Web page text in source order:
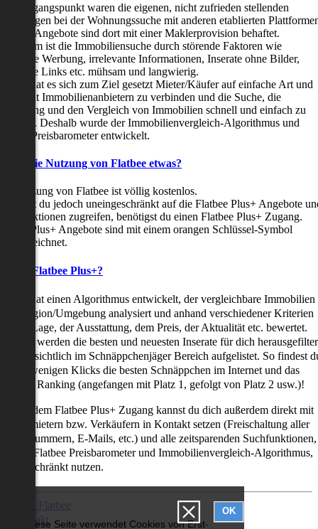
Diese Seite verwendet Cookies von Erst-
OK
Ausgangspunkt waren die eigenen, nicht zufrieden stellenden
bei der Wohnungssuche mit anderen etablierten
alle Angebote sind dort mit einer Maklerprovision behaftet.
ist die Immobiliensuche durch störende Faktoren wie
Werbung, irrelevante Informationen, Inserate ohne Bilder,
Links etc. mühsam und langwierig.
hat es sich zum Ziel gesetzt Mieter/Käufer auf einfache Art und
mit Immobilienanbietern zu verbinden und die Suche, die
und den Vergleich von Immobilien schnell und einfach zu
Deshalb wurde der Immobilienvergleich-Algorithmus und
Preisbarometer entwickelt.
die Nutzung von Flatbee etwas?
Nutzung von Flatbee ist völlig kostenlos.
du jedoch uneingeschränkt auf die Flatbee Plus+ Angebote
zugreifen, benötigst du einen Flatbee Plus+ Zugang.
Plus+ Angebote sind mit einem orangen Schlüssel-Symbol
ist Flatbee Plus+?
hat einen Algorithmus entwickelt, der vergleichbare Immobilien
Region/Umgebung analysiert und anhand verschiedener Kriterien
der Lage, der Ausstattung, dem Preis, der Aktualität etc. bewertet.
werden die besten und neuesten Inserate für dich
übersichtlich im Schnäppchenjäger Bereich aufgelistet. So findest
nur wenigen Klicks die besten Schnäppchen im Internet und das
als Ranking (angefangen mit Platz 1, gefolgt von Platz 2 usw.)!
mit dem Flatbee Plus+ Zugang kannst du dich außerdem direkt mit
Vermietern bzw. Verkäufern in Kontakt setzen (Freischaltung aller
E-Mails, etc.) und alle zeitsparenden Suchfunktionen,
den Flatbee Preisbarometer und Immobilienvergleich-Algorithmus,
nutzen.
Über Flatbee
Kontakt